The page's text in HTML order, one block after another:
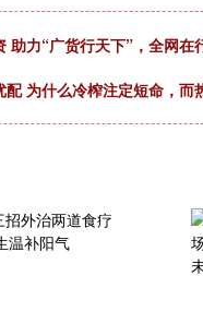
助力“广货行天下”，全网在
配 为什么冷榨注定短命，而